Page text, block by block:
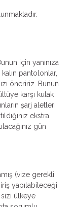
için yanınıza
pantolonlar,
öneririz. Bunun
karşı kulak
şarj aletleri
ekstra
gün
(vize gerekli
yapılabileceği
sizi ülkeye